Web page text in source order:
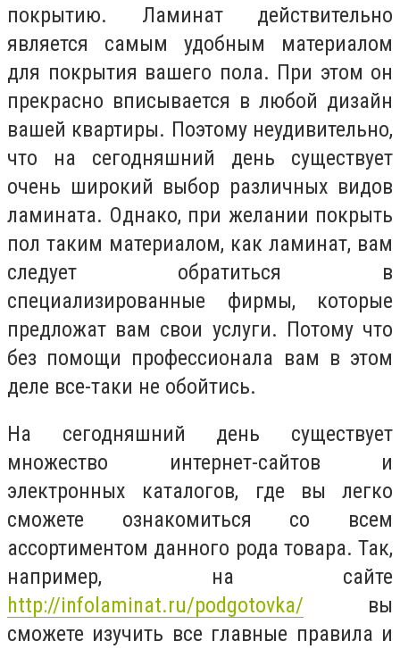
покрытию. Ламинат действительно
является самым удобным материалом
для покрытия вашего пола. При этом он
прекрасно вписывается в любой дизайн
вашей квартиры. Поэтому неудивительно,
что на сегодняшний день существует
очень широкий выбор различных видов
ламината. Однако, при желании покрыть
пол таким материалом, как ламинат, вам
следует обратиться в
специализированные фирмы, которые
предложат вам свои услуги. Потому что
без помощи профессионала вам в этом
деле все-таки не обойтись.
На сегодняшний день существует
множество интернет-сайтов и
электронных каталогов, где вы легко
сможете ознакомиться со всем
ассортиментом данного рода товара. Так,
например, на сайте
http://infolaminat.ru/podgotovka/ вы
сможете изучить все главные правила и